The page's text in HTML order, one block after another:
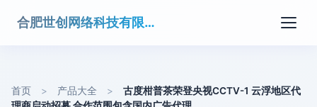
合肥世创网络科技有限公司
首页 > 产品大全 >
古度柑普茶荣登央视CCTV-1 云浮地区代